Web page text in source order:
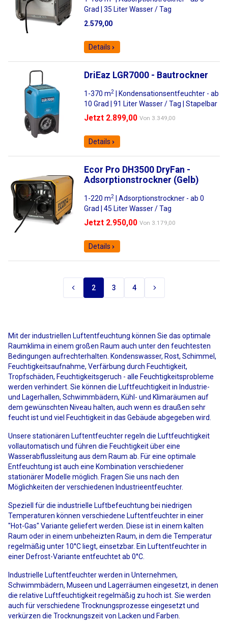
Grad | 35 Liter Wasser / Tag
2.579,00
Details
DriEaz LGR7000 - Bautrockner
1-370 m2
| Kondensationsentfeuchter - ab
10 Grad | 91 Liter Wasser / Tag | Stapelbar
Jetzt 2.899,00 Von 3.349,00
Details
Ecor Pro DH3500 DryFan -
Adsorptionstrockner (Gelb)
1-220 m2
| Adsorptionstrockner - ab 0
Grad | 45 Liter Wasser / Tag
Jetzt 2.950,00 Von 3.179,00
Details
2 3 4
Mit der industriellen Luftentfeuchtung können Sie das optimale
Raumklima in einem großen Raum auch unter den feuchtesten
Bedingungen aufrechterhalten. Kondenswasser, Rost, Schimmel,
Feuchtigkeitsaufnahme, Verfärbung durch Feuchtigkeit,
Tropfschäden, Feuchtigkeitsgeruch - alle Feuchtigkeitsprobleme
werden verhindert. Sie können die Luftfeuchtigkeit in Industrie-
und Lagerhallen, Schwimmbädern, Kühl- und Klimaräumen auf
dem gewünschten Niveau halten, auch wenn es draußen sehr
feucht ist und viel Feuchtigkeit in das Gebäude abgegeben wird.
Unsere stationären Luftentfeuchter regeln die Luftfeuchtigkeit
vollautomatisch und führen die Feuchtigkeit über eine
Wasserabflussleitung aus dem Raum ab. Für eine optimale
Entfeuchtung ist auch eine Kombination verschiedener
stationärer Modelle möglich. Fragen Sie uns nach den
Möglichkeiten der verschiedenen Industrieentfeuchter.
Speziell für die industrielle Luftbefeuchtung bei niedrigen
Temperaturen können verschiedene Luftentfeuchter in einer
"Hot-Gas" Variante geliefert werden. Diese ist in einem kalten
Raum oder in einem unbeheizten Raum, in dem die Temperatur
regelmäßig unter 10°C liegt, einsetzbar. Ein Luftentfeuchter in
einer Defrost-Variante entfeuchtet ab 0°C.
Industrielle Luftentfeuchter werden in Unternehmen,
Schwimmbädern, Museen und Lagerräumen eingesetzt, in denen
die relative Luftfeuchtigkeit regelmäßig zu hoch ist. Sie werden
auch für verschiedene Trocknungsprozesse eingesetzt und
verkürzen die Trocknungszeit von Lacken und Farben.